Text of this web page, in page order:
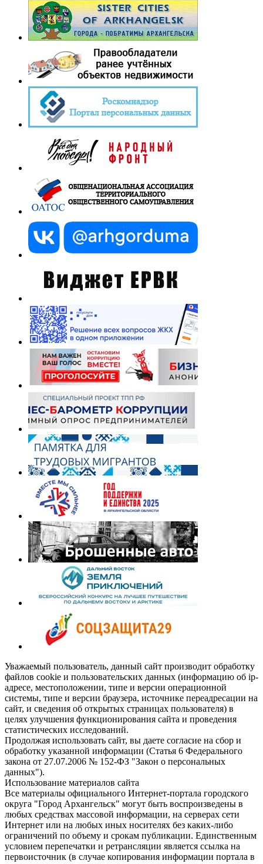
Уважаемый пользователь, данный сайт производит обработку
файлов cookie и пользовательских данных (информацию об ip-
адресе, местоположении, типе и версии операционной
системы, типе и версии браузера, источнике переадресации на
сайт, и сведения об открытых страницах пользователя) в
целях улучшения функционирования сайта и проведения
статистических исследований.
Продолжая использовать сайт, вы даете согласие на сбор и
обработку указанной информации (Статья 6 Федерального
закона от 27.07.2006 № 152-ФЗ "Закон о персональных
данных").
Использование материалов сайта
Все материалы официального Интернет-портала городского
округа "Город Архангельск" могут быть воспроизведены в
любых средствах массовой информации, на серверах сети
Интернет или на любых иных носителях без каких-либо
ограничений по объему и срокам публикации. Единственным
условием перепечатки и ретрансляции является ссылка на
первоисточник (в случае копирования информации портала в